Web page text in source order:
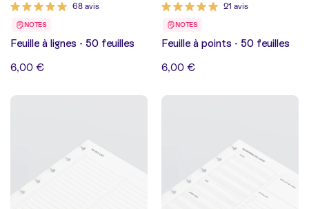
68 avis
NOTES
Feuille à lignes - 50 feuilles
6,00 €
21 avis
NOTES
Feuille à points - 50 feuilles
6,00 €